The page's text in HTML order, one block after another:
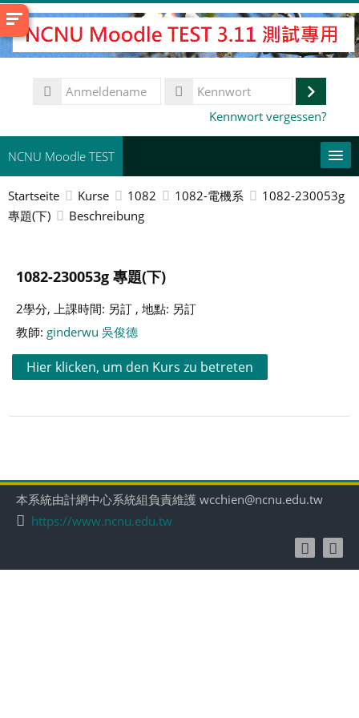
Zum
Hauptinhalt
Anmeldename
Kennwort vergessen?
NCNU Moodle TEST
Deutsch ‎(de)‎
Kurse
suchen
Startseite Kurse 1082 1082-電機系
1082-230053g
專題(下)
Beschreibung
1082-230053g 專題(下)
2學分, 上課時間: 另訂 , 地點: 另訂
教師: ginderwu 吳俊德
Hier klicken, um den Kurs zu betreten
本系統由計網中心系統組負責維護 wcchien@ncnu.edu.tw
https://www.ncnu.edu.tw